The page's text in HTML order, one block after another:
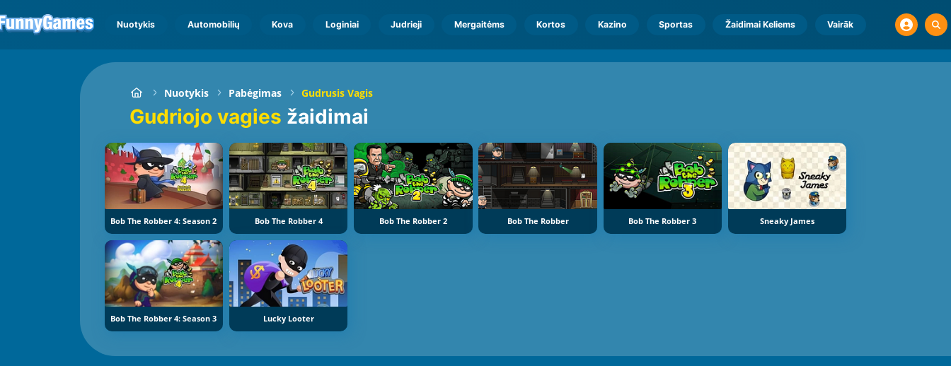
Nuotykis Automobilių Kova Loginiai Judrieji Mergaitėms Kortos Kazino Sportas Žaidimai Keliems Vairāk
Nuotykis Pabėgimas Gudrusis Vagis
Gudriojo vagies žaidimai
Bob The Robber 4: Season 2 Bob The Robber 4 Bob The Robber 2 Bob The Robber Bob The Robber 3 Sneaky James
Bob The Robber 4: Season 3 Lucky Looter